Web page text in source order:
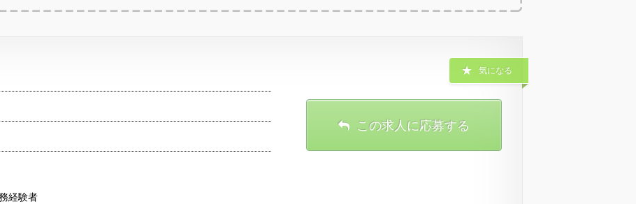
経験者
気になる
この求人に応募する